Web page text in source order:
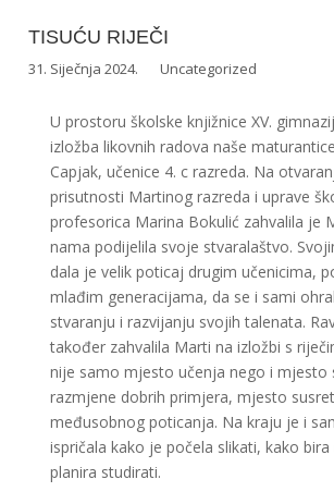
TISUĆU RIJEČI
31. Siječnja 2024. Uncategorized
U prostoru školske knjižnice XV.
izložba likovnih radova naše
Capjak, učenice 4. c razreda. Na
prisutnosti Martinog razreda i uprave
profesorica Marina Bokulić zahvalila je
nama podijelila svoje stvaralaštvo.
dala je velik poticaj drugim učenicima,
mlađim generacijama, da se i sami
stvaranju i razvijanju svojih talenata.
također zahvalila Marti na izložbi s
nije samo mjesto učenja nego i mjesto
razmjene dobrih primjera, mjesto
međusobnog poticanja. Na kraju je i
ispričala kako je počela slikati, kako
planira studirati.